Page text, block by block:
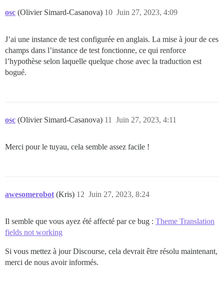
osc (Olivier Simard-Casanova) Juin 27, 2023, 4:09
10
J’ai une instance de test configurée en anglais. La mise à jour de ces
champs dans l’instance de test fonctionne, ce qui renforce
l’hypothèse selon laquelle quelque chose avec la traduction est
bogué.
osc (Olivier Simard-Casanova) Juin 27, 2023, 4:11
11
Merci pour le tuyau, cela semble assez facile !
awesomerobot (Kris) Juin 27, 2023, 8:24
12
Il semble que vous ayez été affecté par ce bug : Theme Translation
fields not working
Si vous mettez à jour Discourse, cela devrait être résolu maintenant,
merci de nous avoir informés.